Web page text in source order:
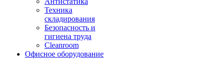
Техника
складирования
Безопасность и
гигиена труда
Cleanroom
Офисное оборудование